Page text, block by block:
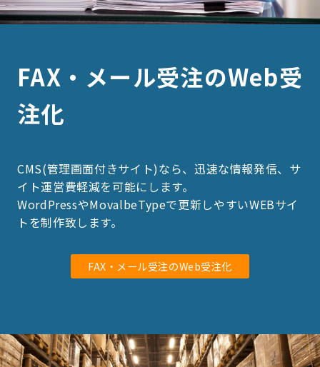
FAX・メール受注のWeb受
注化
CMS(管理画面付きサイト)なら、迅速な情報発信、サ
イト運営費軽減を可能にします。
WordPressやMovalbeTypeで更新しやすいWEBサイ
トを制作致します。
FAX・メール受注のWeb受注化